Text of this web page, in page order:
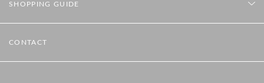
SHOPPING GUIDE
CONTACT